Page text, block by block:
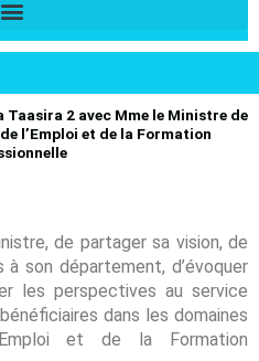
e
i
2 avec Mme le Ministre de
l’Emploi et de la Formation
de partager sa vision, de
son département, d’évoquer
les perspectives au service
dans les domaines
et de la Formation